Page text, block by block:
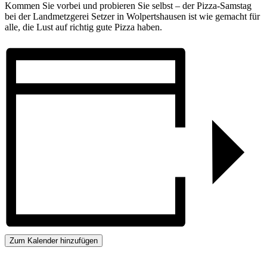
Kommen Sie vorbei und probieren Sie selbst – der Pizza-Samstag
bei der Landmetzgerei Setzer in Wolpertshausen ist wie gemacht für
alle, die Lust auf richtig gute Pizza haben.
Zum Kalender hinzufügen